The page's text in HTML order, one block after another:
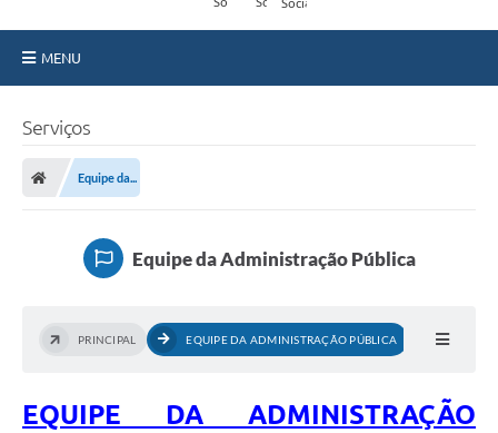
MENU
Secretarias
Serviços Online
Contato
Editais
Serviços
Equipe da...
Equipe da Administração Pública
PRINCIPAL EQUIPE DA ADMINISTRAÇÃO PÚBLICA
EQUIPE DA ADMINISTRAÇÃO